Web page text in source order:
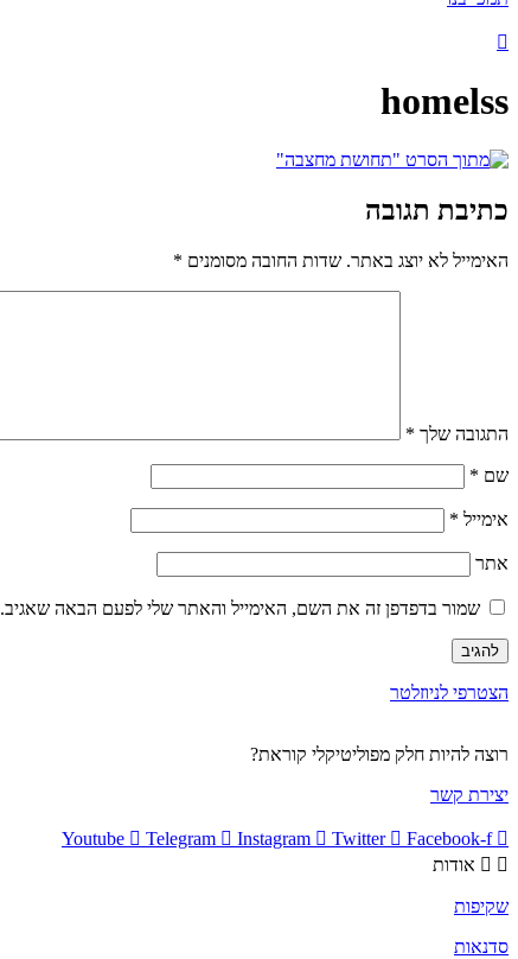
homelss
כתיבת תגובה
האימייל לא יוצג באתר. שדות החובה מסומנים *
התגובה שלך *
שם *
אימייל *
אתר
שמור בדפדפן זה את השם, האימייל והאתר שלי לפעם הבאה שאגיב.
הצטרפי לניוזלטר
רוצה להיות חלק מפוליטיקלי קוראת?
יצירת קשר
Youtube Telegram Instagram Twitter
Facebook-f
אודות
שקיפות
סדנאות